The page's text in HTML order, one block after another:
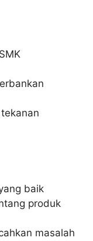
baik
produk
masalah